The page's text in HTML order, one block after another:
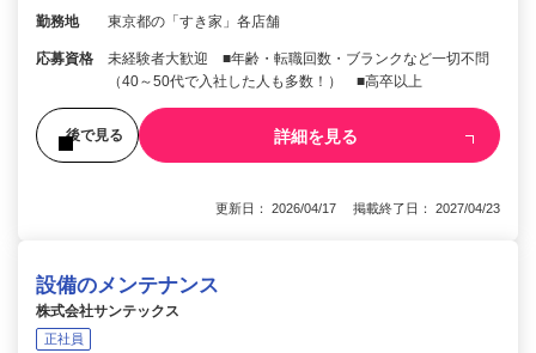
勤務地 東京都の「すき家」各店舗
応募資格
未経験者大歓迎 ■年齢・転職回数・ブランクなど一切不問
（40～50代で入社した人も多数！） ■高卒以上
後で見る 詳細を見る
更新日： 2026/04/17 掲載終了日： 2027/04/23
設備のメンテナンス
株式会社サンテックス
正社員